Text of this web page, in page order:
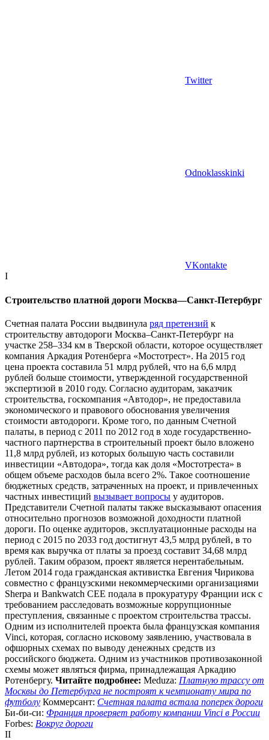
Twitter
Odnoklasskinki
VKontakte
I
Строительство платной дороги Москва—Санкт-Петербург
Счетная палата России выдвинула ряд претензий к
строительству автодороги Москва–Санкт-Петербург на
участке 258–334 км в Тверской области, которое осуществляет
компания Аркадия Ротенберга «Мостотрест». На 2015 год
цена проекта составила 51 млрд рублей, что на 6,6 млрд
рублей больше стоимости, утвержденной государственной
экспертизой в 2010 году. Согласно аудиторам, заказчик
строительства, госкомпания «Автодор», не предоставила
экономического и правового обоснования увеличения
стоимости автодороги. Кроме того, по данным Счетной
палаты, в период с 2011 по 2012 год в ходе государственно-
частного партнерства в строительный проект было вложено
11,8 млрд рублей, из которых большую часть составили
инвестиции «Автодора», тогда как доля «Мостотреста» в
общем объеме расходов была всего 2%. Такое соотношение
бюджетных средств, затраченных на проект, и привлеченных
частных инвестиций вызывает вопросы у аудиторов.
Представители Счетной палаты также высказывают опасения
относительно прогнозов возможной доходности платной
дороги. По оценке аудиторов, эксплуатационные расходы на
период с 2015 по 2033 год достигнут 43,5 млрд рублей, в то
время как выручка от платы за проезд составит 34,68 млрд
рублей. Таким образом, проект является нерентабельным.
Летом 2014 года гражданская активистка Евгения Чирикова
совместно с французскими некоммерческими организациями
Sherpa и Bankwatch CEE подала в прокуратуру Франции иск с
требованием расследовать возможные коррупционные
преступления, связанные с проектом строительства трассы.
Одним из исполнителей проекта была французская компания
Vinci, которая, согласно исковому заявлению, участвовала в
офшорных схемах по выводу денежных средств из
российского бюджета. Одним из участников противозаконной
схемы может являться фирма, принадлежащая Аркадию
Ротенбергу. Читайте подробнее: Meduza: Платную трассу от
Москвы до Петербурга не построят к чемпионату мира по
футболу Коммерсант: Счетная палата встала поперек дороги
Би-би-си: Франция проверяет работу компании Vinci в России
Forbes: Вокруг дороги
II